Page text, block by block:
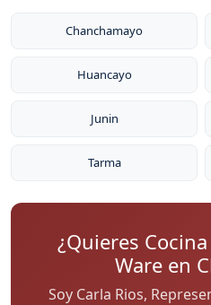
Chanchamayo
Huancayo
Junin
Tarma
¿Quieres
Ware en
Soy Carla Rios,